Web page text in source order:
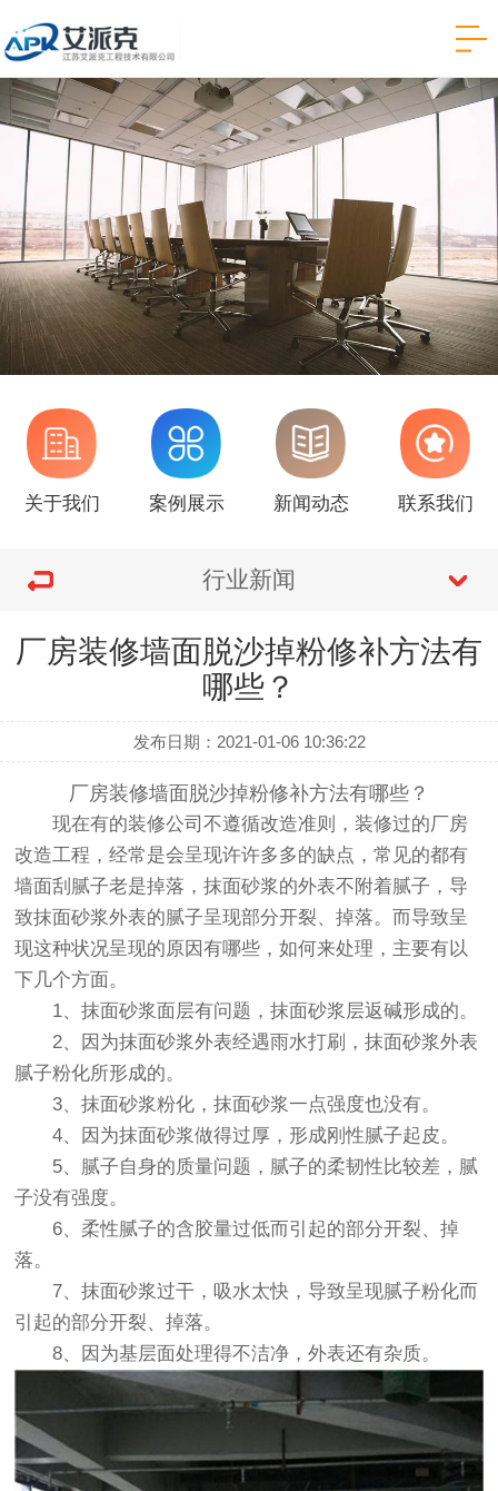
关于我们 案例展示 新闻动态 联系我们
行业新闻
厂房装修墙面脱沙掉粉修补方法有
哪些？
发布日期：2021-01-06 10:36:22
厂房装修墙面脱沙掉粉修补方法有哪些？
现在有的装修公司不遵循改造准则，装修过的厂房
改造工程，经常是会呈现许许多多的缺点，常见的都有
墙面刮腻子老是掉落，抹面砂浆的外表不附着腻子，导
致抹面砂浆外表的腻子呈现部分开裂、掉落。而导致呈
现这种状况呈现的原因有哪些，如何来处理，主要有以
下几个方面。
1、抹面砂浆面层有问题，抹面砂浆层返碱形成的。
2、因为抹面砂浆外表经遇雨水打刷，抹面砂浆外表
腻子粉化所形成的。
3、抹面砂浆粉化，抹面砂浆一点强度也没有。
4、因为抹面砂浆做得过厚，形成刚性腻子起皮。
5、腻子自身的质量问题，腻子的柔韧性比较差，腻
子没有强度。
6、柔性腻子的含胶量过低而引起的部分开裂、掉
落。
7、抹面砂浆过干，吸水太快，导致呈现腻子粉化而
引起的部分开裂、掉落。
8、因为基层面处理得不洁净，外表还有杂质。